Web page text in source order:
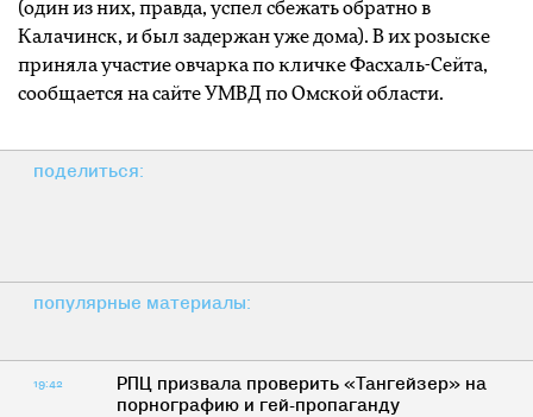
(один из них, правда, успел сбежать обратно в
Калачинск, и был задержан уже дома). В их розыске
приняла участие овчарка по кличке Фасхаль-Сейта,
сообщается на сайте УМВД по Омской области.
поделиться:
популярные материалы:
19:42
РПЦ призвала проверить «Тангейзер» на
порнографию и гей-пропаганду